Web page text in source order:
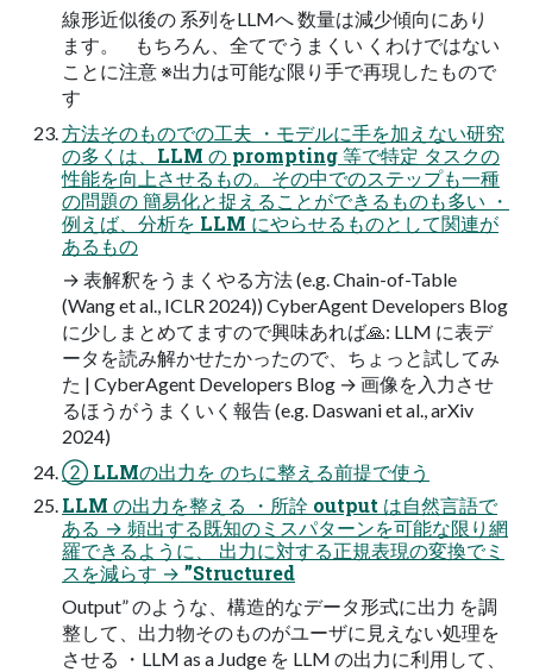
線形近似後の 系列をLLMへ 数量は減少傾向にあり
ます。 もちろん、全てでうまくい くわけではない
ことに注意 ※出力は可能な限り手で再現したもので
す
方法そのものでの工夫 ・モデルに手を加えない研究
の多くは、LLM の prompting 等で特定 タスクの
性能を向上させるもの。その中でのステップも一種
の問題の 簡易化と捉えることができるものも多い ・
例えば、分析を LLM にやらせるものとして関連が
あるもの
→ 表解釈をうまくやる方法 (e.g. Chain-of-Table
(Wang et al., ICLR 2024)) CyberAgent Developers Blog
に少しまとめてますので興味あれば🙏: LLM に表デ
ータを読み解かせたかったので、ちょっと試してみ
た | CyberAgent Developers Blog → 画像を入力させ
るほうがうまくいく報告 (e.g. Daswani et al., arXiv
2024)
② LLMの出力を のちに整える前提で使う
LLM の出力を整える ・所詮 output は自然言語で
ある → 頻出する既知のミスパターンを可能な限り網
羅できるように、 出力に対する正規表現の変換でミ
スを減らす → ”Structured
Output” のような、構造的なデータ形式に出力 を調
整して、出力物そのものがユーザに見えない処理を
させる ・LLM as a Judge を LLM の出力に利用して、